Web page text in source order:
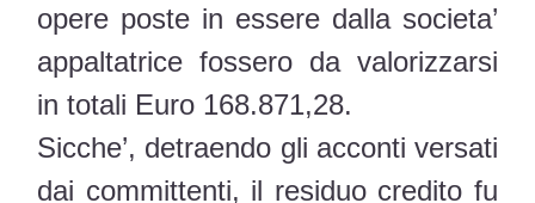
opere poste in essere dalla societa’
appaltatrice fossero da valorizzarsi
in totali Euro 168.871,28.
Sicche’, detraendo gli acconti versati
dai committenti, il residuo credito fu